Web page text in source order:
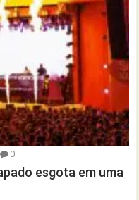
0
esgota em uma